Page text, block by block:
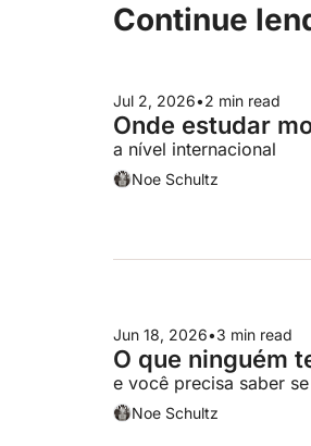
Continue
Jul 2, 2026•2 min read
Onde estudar
a nível internacional
Noe Schultz
Jun 18, 2026•3 min read
O que ninguém
e você precisa saber
Noe Schultz